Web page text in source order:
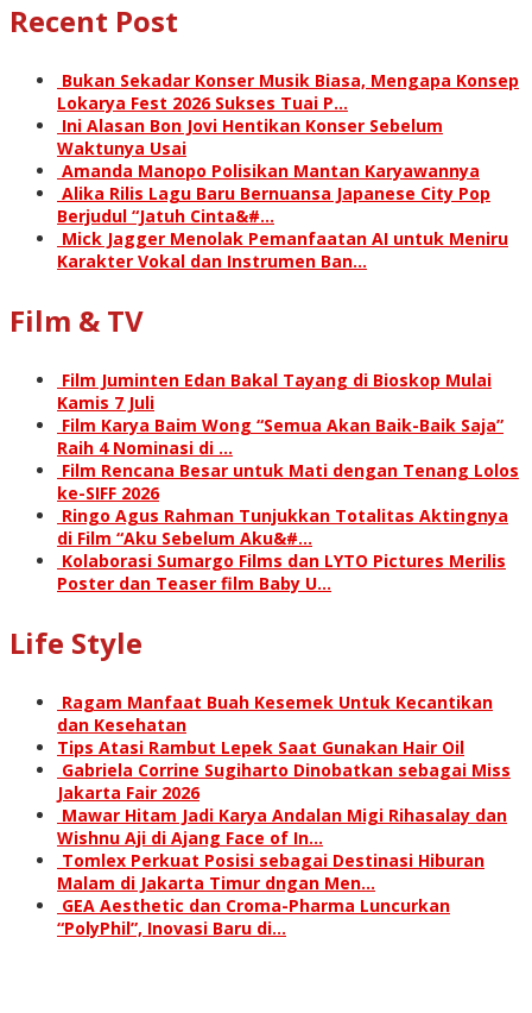
Recent Post
Bukan Sekadar Konser Musik Biasa, Mengapa Konsep
Lokarya Fest 2026 Sukses Tuai P…
Ini Alasan Bon Jovi Hentikan Konser Sebelum
Waktunya Usai
Amanda Manopo Polisikan Mantan Karyawannya
Alika Rilis Lagu Baru Bernuansa Japanese City Pop
Berjudul “Jatuh Cinta&#…
Mick Jagger Menolak Pemanfaatan AI untuk Meniru
Karakter Vokal dan Instrumen Ban…
Film & TV
Film Juminten Edan Bakal Tayang di Bioskop Mulai
Kamis 7 Juli
Film Karya Baim Wong “Semua Akan Baik-Baik Saja”
Raih 4 Nominasi di …
Film Rencana Besar untuk Mati dengan Tenang Lolos
ke-SIFF 2026
Ringo Agus Rahman Tunjukkan Totalitas Aktingnya
di Film “Aku Sebelum Aku&#…
Kolaborasi Sumargo Films dan LYTO Pictures Merilis
Poster dan Teaser film Baby U…
Life Style
Ragam Manfaat Buah Kesemek Untuk Kecantikan
dan Kesehatan
Tips Atasi Rambut Lepek Saat Gunakan Hair Oil
Gabriela Corrine Sugiharto Dinobatkan sebagai Miss
Jakarta Fair 2026
Mawar Hitam Jadi Karya Andalan Migi Rihasalay dan
Wishnu Aji di Ajang Face of In…
Tomlex Perkuat Posisi sebagai Destinasi Hiburan
Malam di Jakarta Timur dngan Men…
GEA Aesthetic dan Croma-Pharma Luncurkan
“PolyPhil”, Inovasi Baru di…